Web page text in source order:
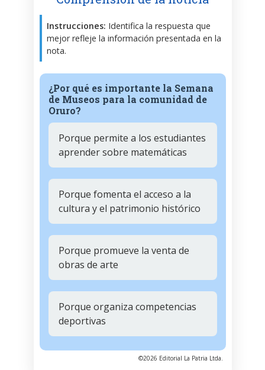
Instrucciones: Identifica la respuesta que
mejor refleje la información presentada en la
nota.
¿Por qué es importante la Semana
de Museos para la comunidad de
Oruro?
Porque permite a los estudiantes
aprender sobre matemáticas
Porque fomenta el acceso a la
cultura y el patrimonio histórico
Porque promueve la venta de
obras de arte
Porque organiza competencias
deportivas
©2026 Editorial La Patria Ltda.